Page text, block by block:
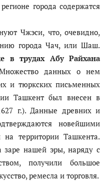
города содержатся
Чжэси, что, очевидно,
города Чач, или Шаш.
в трудах Абу Райхана
данных о нем
и тюркских письменных
Ташкент был внесен в
г.). Данные древних и
новейшими
на территории Ташкента.
заре нашей эры, наряду с
получили большое
ремесла и торговля.